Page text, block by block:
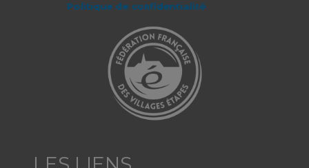
Politique de confidentialité